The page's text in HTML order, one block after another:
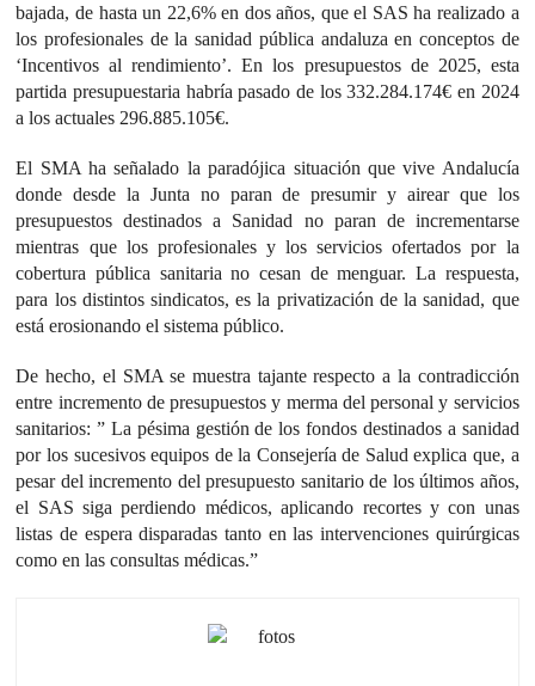
bajada, de hasta un 22,6% en dos años, que el SAS ha realizado a
los profesionales de la sanidad pública andaluza en conceptos de
‘Incentivos al rendimiento’. En los presupuestos de 2025, esta
partida presupuestaria habría pasado de los 332.284.174€ en 2024
a los actuales 296.885.105€.
El SMA ha señalado la paradójica situación que vive Andalucía
donde desde la Junta no paran de presumir y airear que los
presupuestos destinados a Sanidad no paran de incrementarse
mientras que los profesionales y los servicios ofertados por la
cobertura pública sanitaria no cesan de menguar. La respuesta,
para los distintos sindicatos, es la privatización de la sanidad, que
está erosionando el sistema público.
De hecho, el SMA se muestra tajante respecto a la contradicción
entre incremento de presupuestos y merma del personal y servicios
sanitarios: ” La pésima gestión de los fondos destinados a sanidad
por los sucesivos equipos de la Consejería de Salud explica que, a
pesar del incremento del presupuesto sanitario de los últimos años,
el SAS siga perdiendo médicos, aplicando recortes y con unas
listas de espera disparadas tanto en las intervenciones quirúrgicas
como en las consultas médicas.”